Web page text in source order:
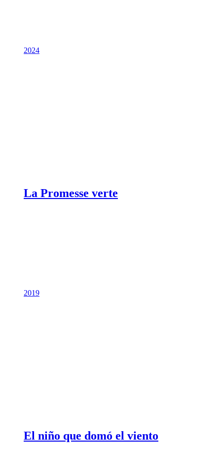
2024
La Promesse verte
2019
El niño que domó el viento